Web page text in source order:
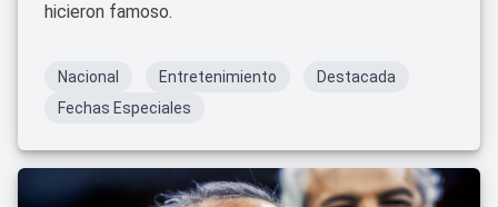
hicieron famoso.
Nacional Entretenimiento
Destacada
Fechas Especiales